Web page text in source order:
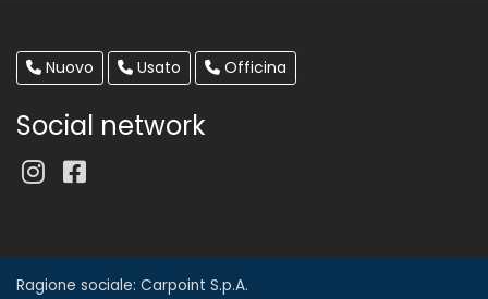
Nuovo Usato Officina
Social network
Ragione sociale: Carpoint S.p.A.